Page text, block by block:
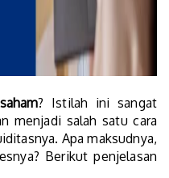
saham? Istilah ini sangat
menjadi salah satu cara
Apa maksudnya,
Berikut penjelasan